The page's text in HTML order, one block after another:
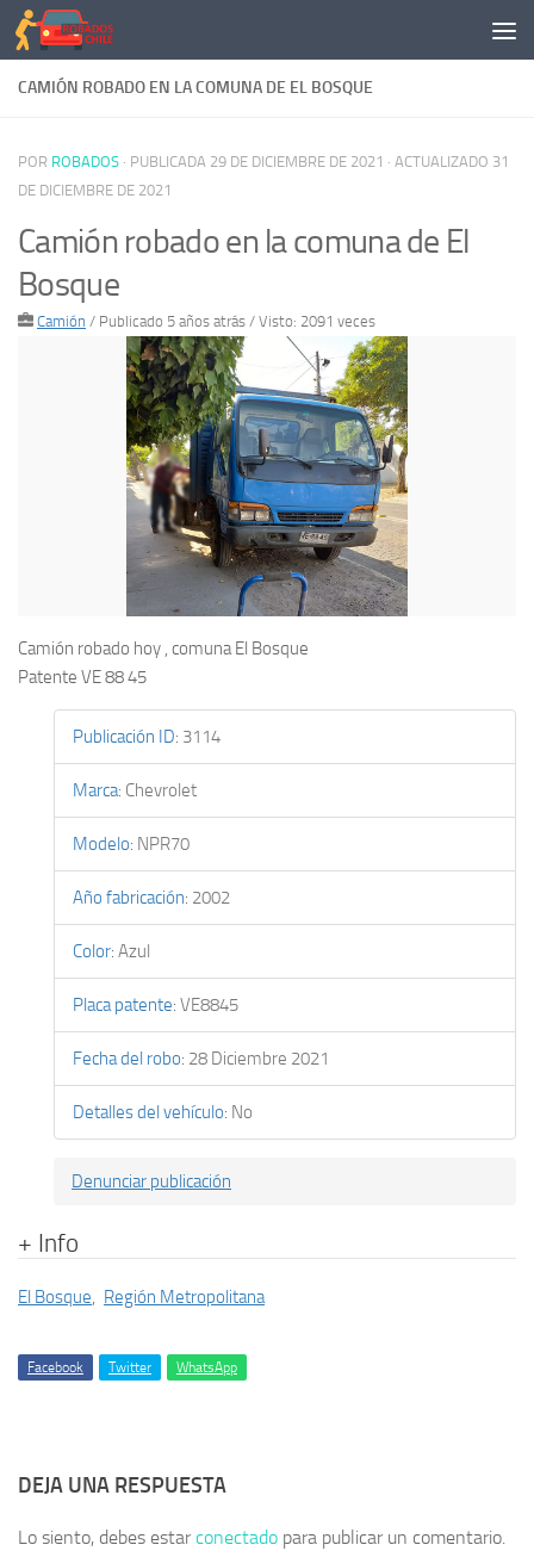
Saltar al contenido
CAMIÓN ROBADO EN LA COMUNA DE EL BOSQUE
POR ROBADOS · PUBLICADA 29 DE DICIEMBRE DE 2021 · ACTUALIZADO 31
DE DICIEMBRE DE 2021
Camión robado en la comuna de El
Bosque
Camión / Publicado 5 años atrás / Visto: 2091 veces
Camión robado hoy , comuna El Bosque
Patente VE 88 45
Publicación ID: 3114
Marca: Chevrolet
Modelo: NPR70
Año fabricación: 2002
Color: Azul
Placa patente: VE8845
Fecha del robo: 28 Diciembre 2021
Detalles del vehículo: No
Denunciar publicación
+ Info
El Bosque, Región Metropolitana
Facebook Twitter WhatsApp
DEJA UNA RESPUESTA
Lo siento, debes estarconectado para publicar un comentario.